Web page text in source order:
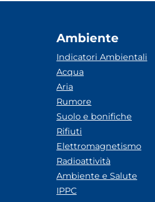
Ambiente
Indicatori Ambientali
Acqua
Aria
Rumore
Suolo e bonifiche
Rifiuti
Elettromagnetismo
Radioattività
Ambiente e Salute
IPPC